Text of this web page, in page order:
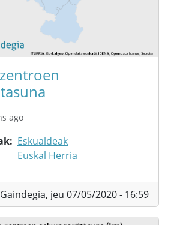
ago
Eskualdeak
Euskal Herria
Gaindegia, jeu 07/05/2020 - 16:59